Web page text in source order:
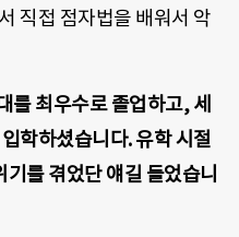
직접 점자법을 배워서 악
최우수로 졸업하고, 세
학하셨습니다. 유학 시절
를 겪었단 얘길 들었습니